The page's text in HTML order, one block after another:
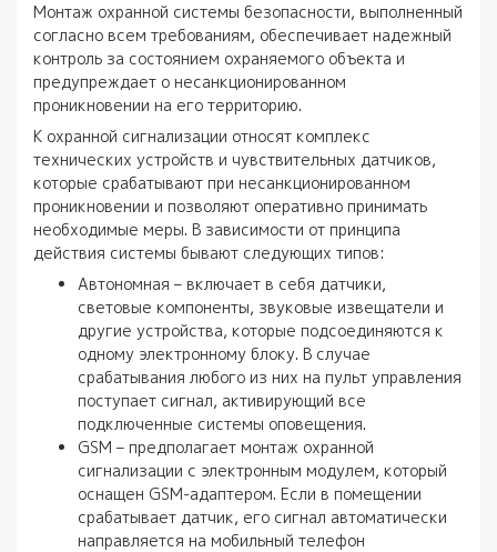
Монтаж охранной системы безопасности, выполненный
согласно всем требованиям, обеспечивает надежный
контроль за состоянием охраняемого объекта и
предупреждает о несанкционированном
проникновении на его территорию.
К охранной сигнализации относят комплекс
технических устройств и чувствительных датчиков,
которые срабатывают при несанкционированном
проникновении и позволяют оперативно принимать
необходимые меры. В зависимости от принципа
действия системы бывают следующих типов:
Автономная – включает в себя датчики,
световые компоненты, звуковые извещатели и
другие устройства, которые подсоединяются к
одному электронному блоку. В случае
срабатывания любого из них на пульт управления
поступает сигнал, активирующий все
подключенные системы оповещения.
GSM – предполагает монтаж охранной
сигнализации с электронным модулем, который
оснащен GSM-адаптером. Если в помещении
срабатывает датчик, его сигнал автоматически
направляется на мобильный телефон